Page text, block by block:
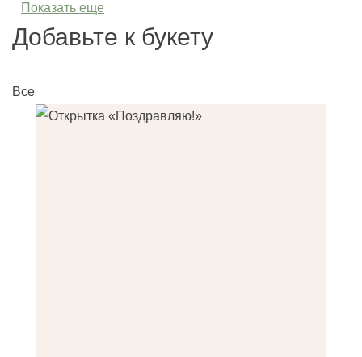
Показать еще
Добавьте к букету
Все